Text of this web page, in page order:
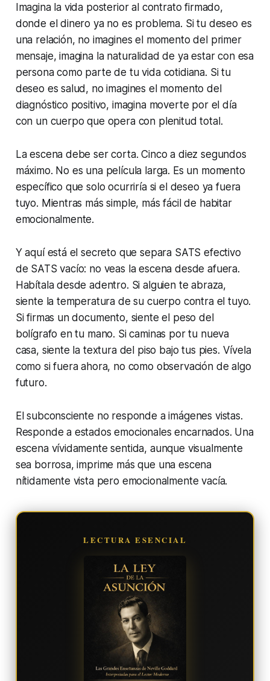
Imagina la vida posterior al contrato firmado,
donde el dinero ya no es problema. Si tu deseo es
una relación, no imagines el momento del primer
mensaje, imagina la naturalidad de ya estar con esa
persona como parte de tu vida cotidiana. Si tu
deseo es salud, no imagines el momento del
diagnóstico positivo, imagina moverte por el día
con un cuerpo que opera con plenitud total.
La escena debe ser corta. Cinco a diez segundos
máximo. No es una película larga. Es un momento
específico que solo ocurriría si el deseo ya fuera
tuyo. Mientras más simple, más fácil de habitar
emocionalmente.
Y aquí está el secreto que separa SATS efectivo
de SATS vacío: no veas la escena desde afuera.
Habítala desde adentro. Si alguien te abraza,
siente la temperatura de su cuerpo contra el tuyo.
Si firmas un documento, siente el peso del
bolígrafo en tu mano. Si caminas por tu nueva
casa, siente la textura del piso bajo tus pies. Vívela
como si fuera ahora, no como observación de algo
futuro.
El subconsciente no responde a imágenes vistas.
Responde a estados emocionales encarnados. Una
escena vívidamente sentida, aunque visualmente
sea borrosa, imprime más que una escena
nítidamente vista pero emocionalmente vacía.
LECTURA ESENCIAL